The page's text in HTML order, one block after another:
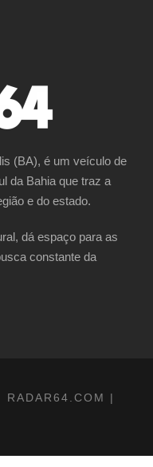
(BA), é um veículo de
da Bahia que traz a
e do estado.
dá espaço para as
constante da
|